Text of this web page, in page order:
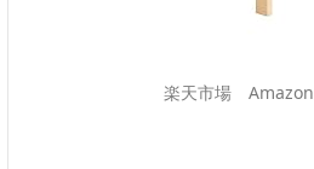
楽天市場 Amazon